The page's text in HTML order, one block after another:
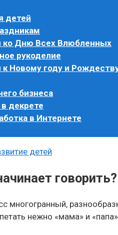
детей
ко Дню Всех Влюбленных
рукоделие
к Новому году и
бизнеса
декрете
в Интернете
детей
говорить?
многогранный,
нежно «мама» и